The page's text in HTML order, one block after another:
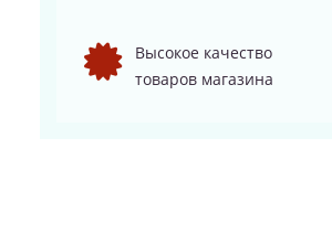
Высокое качество
товаров магазина